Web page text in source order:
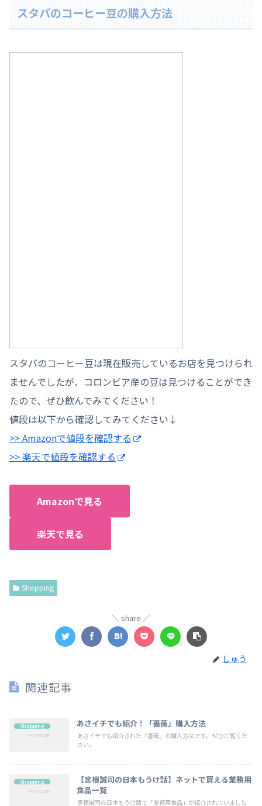
スタバのコーヒー豆の購入方法
スタバのコーヒー豆は現在販売しているお店を見つけられ
ませんでしたが、コロンビア産の豆は見つけることができ
たので、ぜひ飲んでみてください！
値段は以下から確認してみてください↓
>> Amazonで値段を確認する
>> 楽天で値段を確認する
Amazonで見る
楽天で見る
Shopping
share
しゅう
関連記事
Shopping あさイチでも紹介！「薔薇」購入方法
あさイチでも紹介された「薔薇」の購入方法です。 ぜひご覧くだ
さい。
Shopping
【宮根誠司の日本もうけ話】ネットで買える業務用
食品一覧
宮根誠司の日本もうけ話で「業務用食品」が紹介されていました